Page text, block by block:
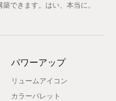
できます。はい、本当に。
パワーアップ
リュームアイコン
カラーパレット